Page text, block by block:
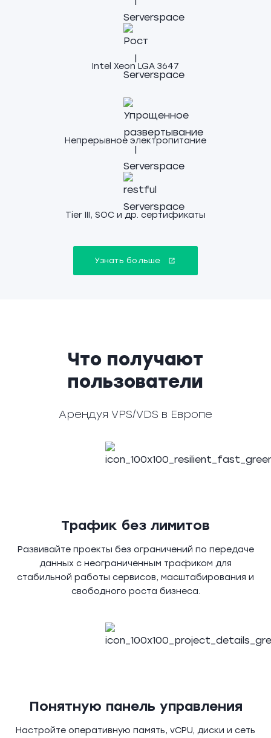
Intel Xeon LGA 3647
Непрерывное электропитание
Tier III, SOC и др. сертификаты
Узнать больше
Что получают
пользователи
Арендуя VPS/VDS в Европе
Трафик без лимитов
Развивайте проекты без ограничений по передаче
данных с неограниченным трафиком для
стабильной работы сервисов, масштабирования и
свободного роста бизнеса.
Понятную панель управления
Настройте оперативную память, vCPU, диски и сеть